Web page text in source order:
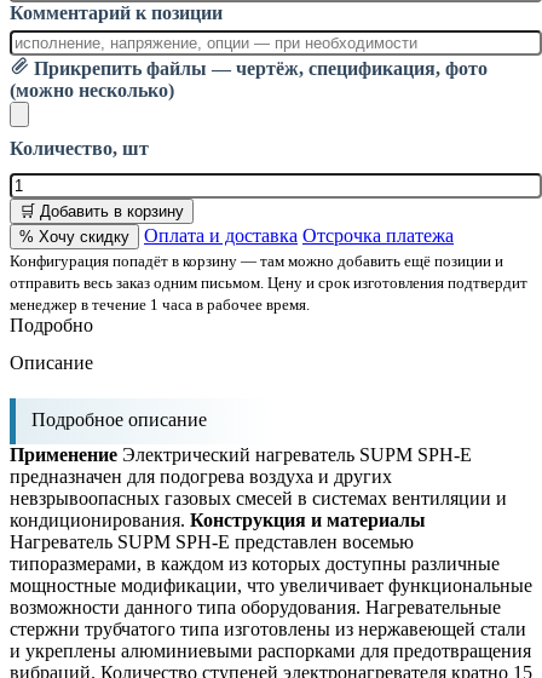
Комментарий к позиции
Прикрепить файлы — чертёж, спецификация, фото
(можно несколько)
Количество, шт
🛒 Добавить в корзину
% Хочу скидку
Оплата и доставка Отсрочка платежа
Конфигурация попадёт в корзину — там можно добавить ещё позиции и
отправить весь заказ одним письмом. Цену и срок изготовления подтвердит
менеджер в течение 1 часа в рабочее время.
Подробно
Описание
Подробное описание
Применение Электрический нагреватель SUPM SPH-E
предназначен для подогрева воздуха и других
невзрывоопасных газовых смесей в системах вентиляции и
кондиционирования. Конструкция и материалы
Нагреватель SUPM SPH-E представлен восемью
типоразмерами, в каждом из которых доступны различные
мощностные модификации, что увеличивает функциональные
возможности данного типа оборудования. Нагревательные
стержни трубчатого типа изготовлены из нержавеющей стали
и укреплены алюминиевыми распорками для предотвращения
вибраций. Количество ступеней электронагревателя кратно 15